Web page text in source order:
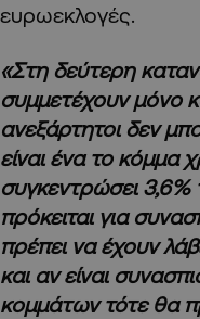
ευρωεκλογές.
«Στη δεύτερη
συμμετέχουν μόνο
ανεξάρτητοι δεν
είναι ένα το κόμμα
συγκεντρώσει
πρόκειται για
πρέπει να έχουν
και αν είναι
κομμάτων τότε θα